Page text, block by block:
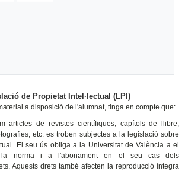
de Propietat Intel·lectual (LPI)
a disposició de l'alumnat, tinga en compte que:
articles de revistes científiques, capítols de llibre,
etc. es troben subjectes a la legislació sobre
El seu ús obliga a la Universitat de València a el
la norma i a l'abonament en el seu cas dels
Aquests drets també afecten la reproducció íntegra